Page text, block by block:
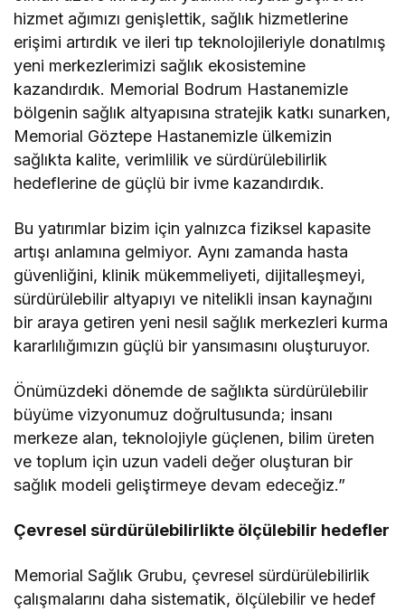
hizmet ağımızı genişlettik, sağlık hizmetlerine
erişimi artırdık ve ileri tıp teknolojileriyle donatılmış
yeni merkezlerimizi sağlık ekosistemine
kazandırdık. Memorial Bodrum Hastanemizle
bölgenin sağlık altyapısına stratejik katkı sunarken,
Memorial Göztepe Hastanemizle ülkemizin
sağlıkta kalite, verimlilik ve sürdürülebilirlik
hedeflerine de güçlü bir ivme kazandırdık.
Bu yatırımlar bizim için yalnızca fiziksel kapasite
artışı anlamına gelmiyor. Aynı zamanda hasta
güvenliğini, klinik mükemmeliyeti, dijitalleşmeyi,
sürdürülebilir altyapıyı ve nitelikli insan kaynağını
bir araya getiren yeni nesil sağlık merkezleri kurma
kararlılığımızın güçlü bir yansımasını oluşturuyor.
Önümüzdeki dönemde de sağlıkta sürdürülebilir
büyüme vizyonumuz doğrultusunda; insanı
merkeze alan, teknolojiyle güçlenen, bilim üreten
ve toplum için uzun vadeli değer oluşturan bir
sağlık modeli geliştirmeye devam edeceğiz.”
Çevresel sürdürülebilirlikte ölçülebilir hedefler
Memorial Sağlık Grubu, çevresel sürdürülebilirlik
çalışmalarını daha sistematik, ölçülebilir ve hedef